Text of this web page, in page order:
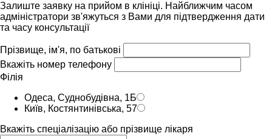
Залиште заявку на прийом в клініці. Найближчим часом
адмiнiстратори зв'яжуться з Вами для пiдтвердження дати
та часу консультацiï
Прізвище, ім'я, по батькові
Вкажіть номер телефону
Філія
Одеса, Суднобудівна, 1Б
Київ, Костянтинівська, 57
Вкажіть спеціалізацію або прізвище лікаря